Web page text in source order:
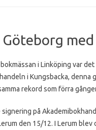
i Linköping var
i Kungsbacka, denna
rekord som förra
signering på
den 15/12. I Lerum